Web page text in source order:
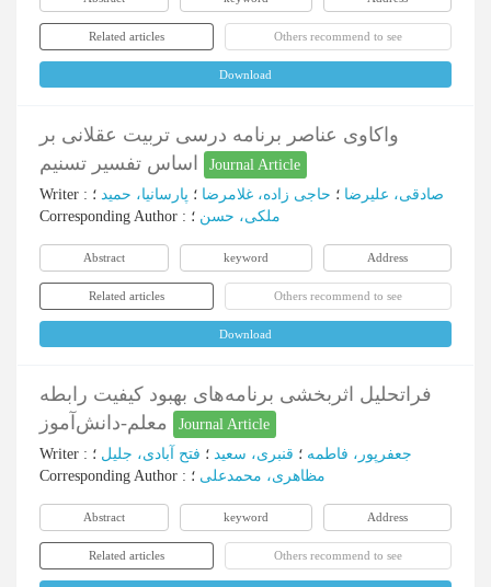
Related articles Others recommend to see
Download
‌واکاوی عناصر برنامه درسی تربیت عقلانی بر
Journal Article
Writer : صادقی، علیرضا ؛ حاجی زاده، غلامرضا ؛ پارسانیا، حمید ؛
Corresponding Author : ملکی، حسن ؛
Abstract keyword Address
Related articles Others recommend to see
Download
فراتحلیل اثربخشی برنامه‌های بهبود کیفیت رابطه
Journal Article
Writer : جعفرپور، فاطمه ؛ قنبری، سعید ؛ فتح آبادی، جلیل ؛
Corresponding Author : مظاهری، محمدعلی ؛
Abstract keyword Address
Related articles Others recommend to see